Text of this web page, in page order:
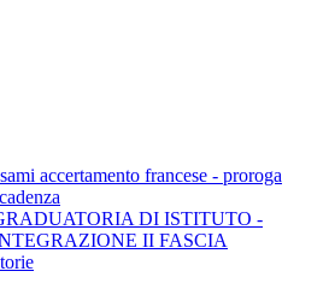
accertamento francese - proroga
DI ISTITUTO -
II FASCIA